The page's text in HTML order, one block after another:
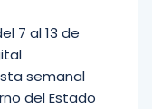
7 al 13 de
semanal
del Estado